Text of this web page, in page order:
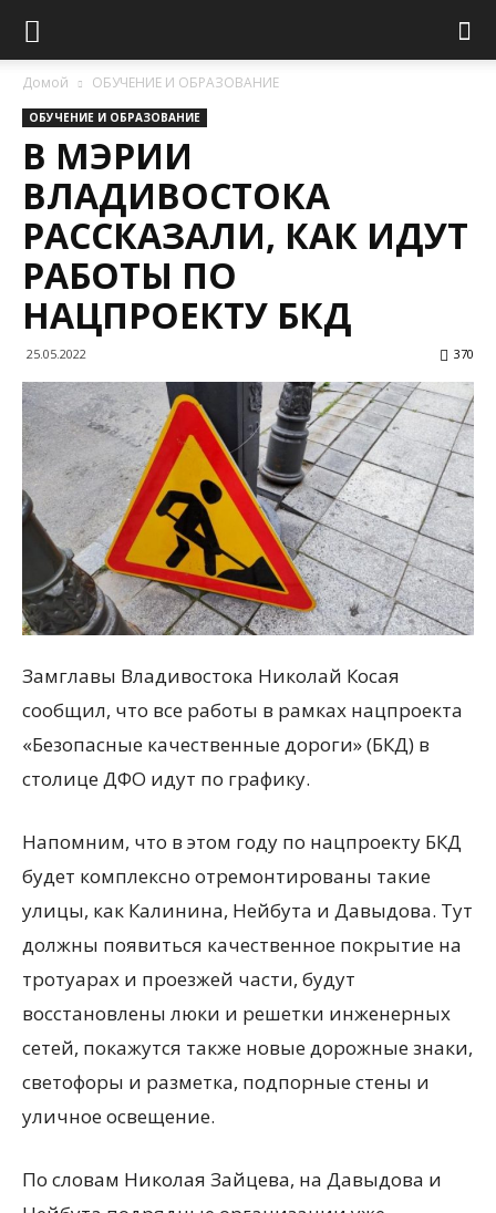
Домой ОБУЧЕНИЕ И ОБРАЗОВАНИЕ
ОБУЧЕНИЕ И ОБРАЗОВАНИЕ
В МЭРИИ
ВЛАДИВОСТОКА
РАССКАЗАЛИ, КАК ИДУТ
РАБОТЫ ПО
НАЦПРОЕКТУ БКД
25.05.2022 370
Замглавы Владивостока Николай Косая
сообщил, что все работы в рамках нацпроекта
«Безопасные качественные дороги» (БКД) в
столице ДФО идут по графику.
Напомним, что в этом году по нацпроекту БКД
будет комплексно отремонтированы такие
улицы, как Калинина, Нейбута и Давыдова. Тут
должны появиться качественное покрытие на
тротуарах и проезжей части, будут
восстановлены люки и решетки инженерных
сетей, покажутся также новые дорожные знаки,
светофоры и разметка, подпорные стены и
уличное освещение.
По словам Николая Зайцева, на Давыдова и